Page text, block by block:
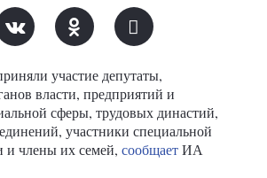
участие депутаты,
власти, предприятий и
сферы, трудовых династий,
участники специальной
и члены их семей, сообщаетИА